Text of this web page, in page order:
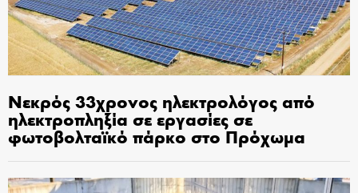
Νεκρός 33χρονος ηλεκτρολόγος από
ηλεκτροπληξία σε εργασίες σε
φωτοβολταϊκό πάρκο στο Πρόχωμα